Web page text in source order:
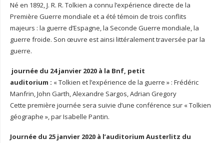
Né en 1892, J. R. R. Tolkien a connu l’expérience directe de la
Première Guerre mondiale et a été témoin de trois conflits
majeurs : la guerre d’Espagne, la Seconde Guerre mondiale, la
guerre froide. Son œuvre est ainsi littéralement traversée par la
guerre.
journée du 24 janvier 2020 à la Bnf, petit
auditorium : « Tolkien et l’expérience de la guerre » : Frédéric
Manfrin, John Garth, Alexandre Sargos, Adrian Gregory
Cette première journée sera suivie d’une conférence sur « Tolkien
géographe », par Isabelle Pantin.
Journée du 25 janvier 2020 à l’auditorium Austerlitz du